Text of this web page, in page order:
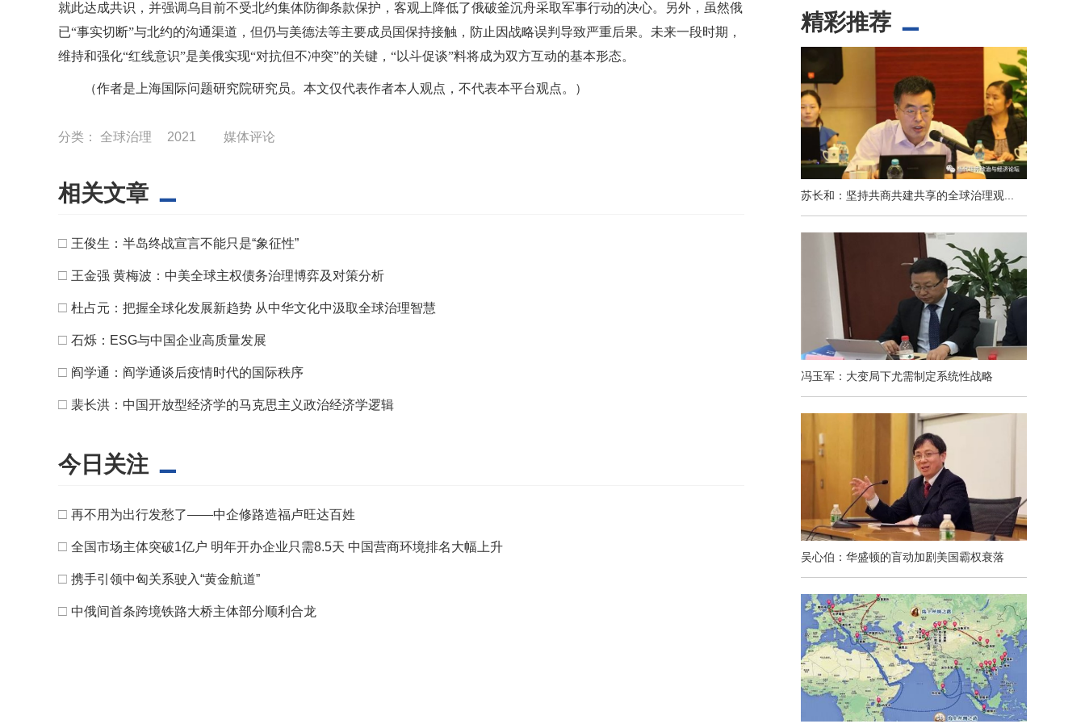
就此达成共识，并强调乌目前不受北约集体防御条款保护，客观上降低了俄破釜沉舟采取军事行动的决心。另外，虽然俄
已“事实切断”与北约的沟通渠道，但仍与美德法等主要成员国保持接触，防止因战略误判导致严重后果。未来一段时期，
维持和强化“红线意识”是美俄实现“对抗但不冲突”的关键，“以斗促谈”料将成为双方互动的基本形态。
（作者是上海国际问题研究院研究员。本文仅代表作者本人观点，不代表本平台观点。）
分类： 全球治理 2021 媒体评论
相关文章
□ 王俊生：半岛终战宣言不能只是“象征性”
□ 王金强 黄梅波：中美全球主权债务治理博弈及对策分析
□ 杜占元：把握全球化发展新趋势 从中华文化中汲取全球治理智慧
□ 石烁：ESG与中国企业高质量发展
□ 阎学通：阎学通谈后疫情时代的国际秩序
□ 裴长洪：中国开放型经济学的马克思主义政治经济学逻辑
今日关注
□ 再不用为出行发愁了——中企修路造福卢旺达百姓
□ 全国市场主体突破1亿户 明年开办企业只需8.5天 中国营商环境排名大幅上升
□ 携手引领中匈关系驶入“黄金航道”
□ 中俄间首条跨境铁路大桥主体部分顺利合龙
精彩推荐
苏长和：坚持共商共建共享的全球治理观...
冯玉军：大变局下尤需制定系统性战略
吴心伯：华盛顿的盲动加剧美国霸权衰落